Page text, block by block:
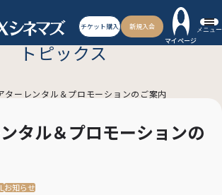
チケット購入
新規入会
マイページ
メニュー
トピックス
ターレンタル＆プロモーションのご案内
タル＆プロモーションの
お知らせ